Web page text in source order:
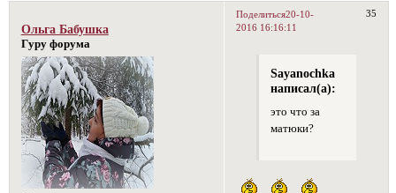
Поделиться 35
20-10-
2016 16:16:11
Ольга Бабушка
Гуру форума
Sayanochka
написал(а):
это что за
матюки?